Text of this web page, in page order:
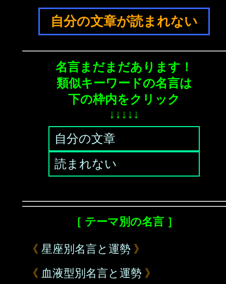
自分の文章が読まれない
名言まだまだあります！
類似キーワードの名言は
下の枠内をクリック
↓↓↓↓↓
自分の文章
読まれない
［ テーマ別の名言 ］
《 星座別名言と運勢 》
《 血液型別名言と運勢 》